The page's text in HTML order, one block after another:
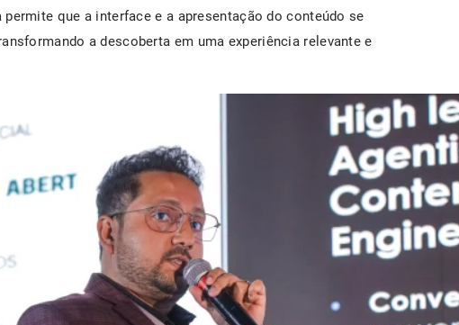
que a interface e a apresentação do conteúdo se
a descoberta em uma experiência relevante e